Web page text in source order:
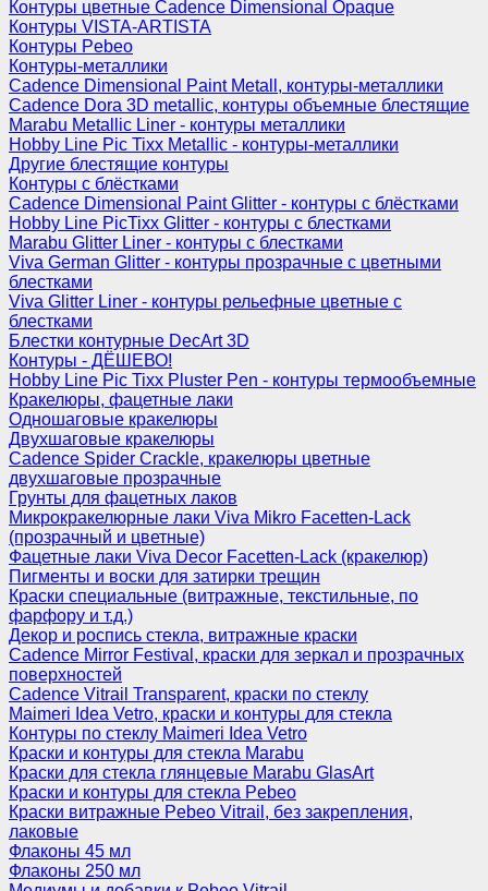
Контуры цветные Cadence Dimensional Opaque
Контуры VISTA-ARTISTA
Контуры Pebeo
Контуры-металлики
Cadence Dimensional Paint Metall, контуры-металлики
Cadence Dora 3D metallic, контуры объемные блестящие
Marabu Metallic Liner - контуры металлики
Hobby Line Pic Tixx Metallic - контуры-металлики
Другие блестящие контуры
Контуры с блёстками
Cadence Dimensional Paint Glitter - контуры с блёстками
Hobby Line PicTixx Glitter - контуры с блестками
Marabu Glitter Liner - контуры с блестками
Viva German Glitter - контуры прозрачные с цветными
блестками
Viva Glitter Liner - контуры рельефные цветные с
блестками
Блестки контурные DecArt 3D
Контуры - ДЁШЕВО!
Hobby Line Pic Tixx Pluster Pen - контуры термообъемные
Кракелюры, фацетные лаки
Одношаговые кракелюры
Двухшаговые кракелюры
Cadence Spider Crackle, кракелюры цветные
двухшаговые прозрачные
Грунты для фацетных лаков
Микрокракелюрные лаки Viva Mikro Facetten-Lack
(прозрачный и цветные)
Фацетные лаки Viva Decor Facetten-Lack (кракелюр)
Пигменты и воски для затирки трещин
Краски специальные (витражные, текстильные, по
фарфору и т.д.)
Декор и роспись стекла, витражные краски
Cadence Mirror Festival, краски для зеркал и прозрачных
поверхностей
Cadence Vitrail Transparent, краски по стеклу
Maimeri Idea Vetro, краски и контуры для стекла
Контуры по стеклу Maimeri Idea Vetro
Краски и контуры для стекла Marabu
Краски для стекла глянцевые Marabu GlasArt
Краски и контуры для стекла Pebeo
Краски витражные Pebeo Vitrail, без закрепления,
лаковые
Флаконы 45 мл
Флаконы 250 мл